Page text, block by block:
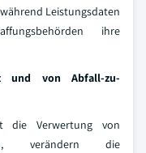
Leistungsdaten
ihre
und von Abfall-zu-
die Verwertung von
verändern die